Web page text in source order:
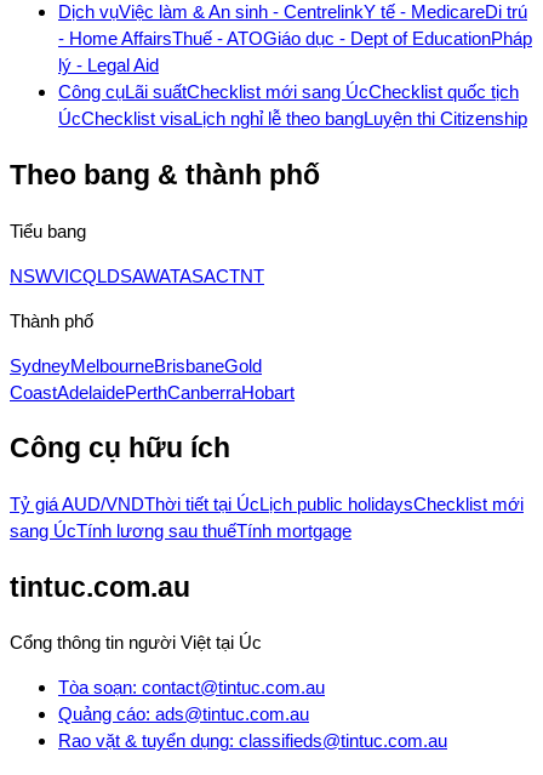
Dịch vụViệc làm & An sinh - CentrelinkY tế - MedicareDi trú
- Home AffairsThuế - ATOGiáo dục - Dept of EducationPháp
lý - Legal Aid
Công cụLãi suấtChecklist mới sang ÚcChecklist quốc tịch
ÚcChecklist visaLịch nghỉ lễ theo bangLuyện thi Citizenship
Theo bang & thành phố
Tiểu bang
NSWVICQLDSAWATASACTNT
Thành phố
SydneyMelbourneBrisbaneGold
CoastAdelaidePerthCanberraHobart
Công cụ hữu ích
Tỷ giá AUD/VNDThời tiết tại ÚcLịch public holidaysChecklist mới
sang ÚcTính lương sau thuếTính mortgage
tintuc.com.au
Cổng thông tin người Việt tại Úc
Tòa soạn: contact@tintuc.com.au
Quảng cáo: ads@tintuc.com.au
Rao vặt & tuyển dụng: classifieds@tintuc.com.au